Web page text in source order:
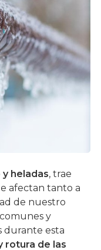
heladas, trae
afectan tanto a
de nuestro
y
durante esta
rotura de las